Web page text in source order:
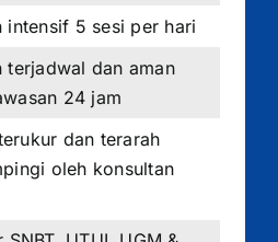
intensif 5 sesi per hari
terjadwal dan aman
24 jam
dan terarah
oleh konsultan